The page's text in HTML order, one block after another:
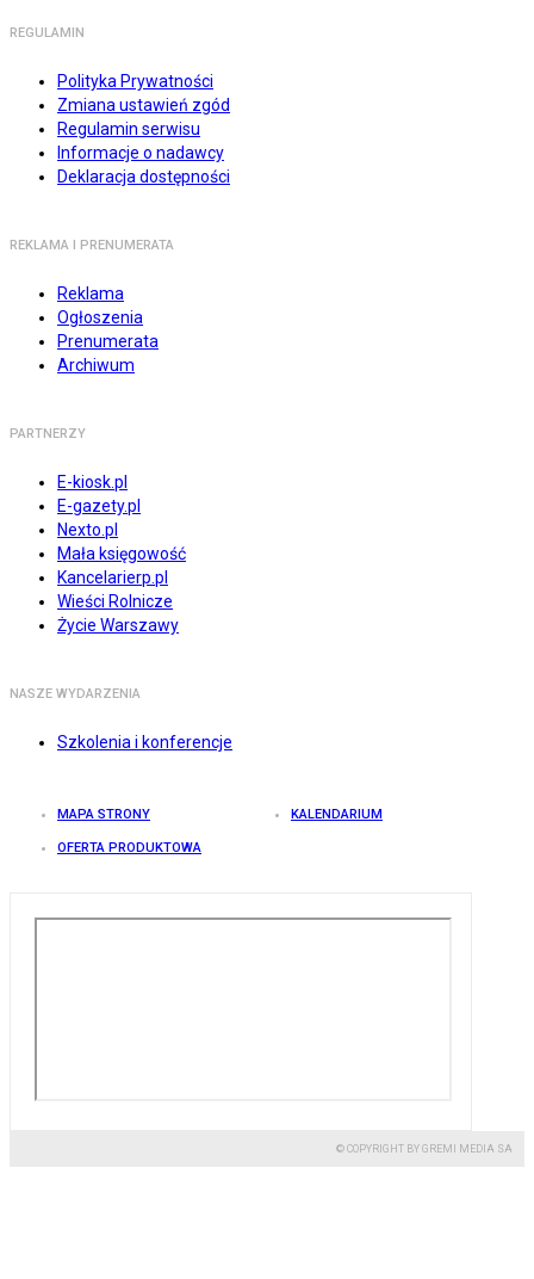
REGULAMIN
Polityka Prywatności
Zmiana ustawień zgód
Regulamin serwisu
Informacje o nadawcy
Deklaracja dostępności
REKLAMA I PRENUMERATA
Reklama
Ogłoszenia
Prenumerata
Archiwum
PARTNERZY
E-kiosk.pl
E-gazety.pl
Nexto.pl
Mała księgowość
Kancelarierp.pl
Wieści Rolnicze
Życie Warszawy
NASZE WYDARZENIA
Szkolenia i konferencje
MAPA STRONY KALENDARIUM
OFERTA PRODUKTOWA
© COPYRIGHT BY GREMI MEDIA SA